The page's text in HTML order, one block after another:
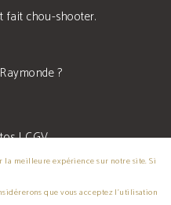
fait chou-shooter.
?
|CGV
la meilleure expérience sur notre site. Si
que vous acceptez l'utilisation